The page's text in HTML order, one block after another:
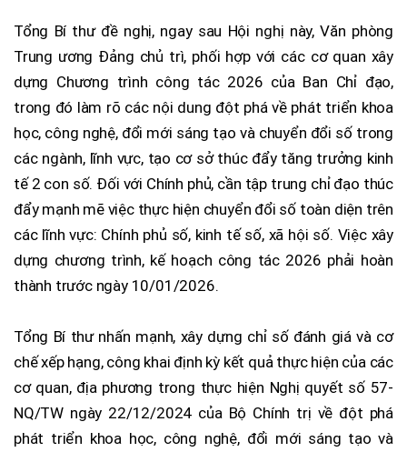
Tổng Bí thư đề nghị, ngay sau Hội nghị này, Văn phòng
Trung ương Đảng chủ trì, phối hợp với các cơ quan xây
dựng Chương trình công tác 2026 của Ban Chỉ đạo,
trong đó làm rõ các nội dung đột phá về phát triển khoa
học, công nghệ, đổi mới sáng tạo và chuyển đổi số trong
các ngành, lĩnh vực, tạo cơ sở thúc đẩy tăng trưởng kinh
tế 2 con số. Đối với Chính phủ, cần tập trung chỉ đạo thúc
đẩy mạnh mẽ việc thực hiện chuyển đổi số toàn diện trên
các lĩnh vực: Chính phủ số, kinh tế số, xã hội số. Việc xây
dựng chương trình, kế hoạch công tác 2026 phải hoàn
thành trước ngày 10/01/2026.
Tổng Bí thư nhấn mạnh, xây dựng chỉ số đánh giá và cơ
chế xếp hạng, công khai định kỳ kết quả thực hiện của các
cơ quan, địa phương trong thực hiện Nghị quyết số 57-
NQ/TW ngày 22/12/2024 của Bộ Chính trị về đột phá
phát triển khoa học, công nghệ, đổi mới sáng tạo và